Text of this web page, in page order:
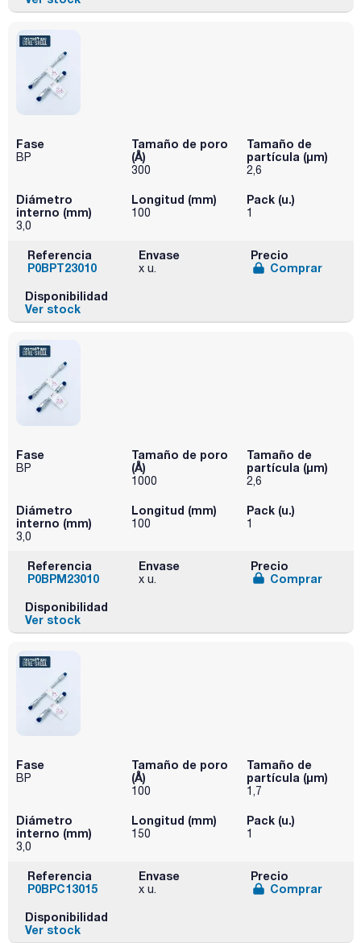
Fase
BP
Tamaño de poro
(Å)
300
Tamaño de
partícula (μm)
2,6
Diámetro
interno (mm)
3,0
Longitud (mm)
100
Pack (u.)
1
Referencia
P0BPT23010
Envase
x u.
Precio
Comprar
Disponibilidad
Ver stock
Fase
BP
Tamaño de poro
(Å)
1000
Tamaño de
partícula (μm)
2,6
Diámetro
interno (mm)
3,0
Longitud (mm)
100
Pack (u.)
1
Referencia
P0BPM23010
Envase
x u.
Precio
Comprar
Disponibilidad
Ver stock
Fase
BP
Tamaño de poro
(Å)
100
Tamaño de
partícula (μm)
1,7
Diámetro
interno (mm)
3,0
Longitud (mm)
150
Pack (u.)
1
Referencia
P0BPC13015
Envase
x u.
Precio
Comprar
Disponibilidad
Ver stock